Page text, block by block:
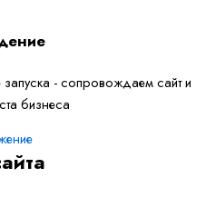
- сопровождаем сайт и
бизнеса